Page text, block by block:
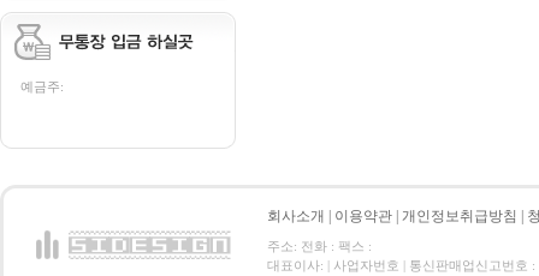
예금주:
회사소개 이용약관 개인정보취급방침
주소: 전화 : 팩스 :
대표이사: | 사업자번호 | 통신판매업신고번호 :